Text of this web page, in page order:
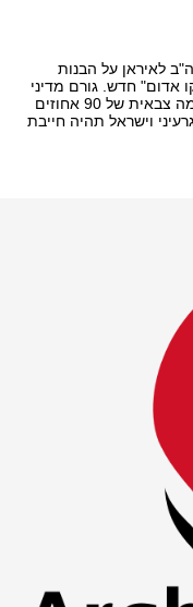
לאיראן על הבנות
אדום" חדש. גורם מדיני
בכיר בירושלים אומר כי העשרת אורניום לרמה צבאית של 90 אחוזים
וישראל תהיה חייבת